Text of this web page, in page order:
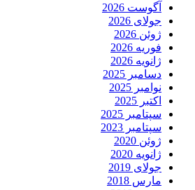
آگوست 2026
جولای 2026
ژوئن 2026
فوریه 2026
ژانویه 2026
دسامبر 2025
نوامبر 2025
اکتبر 2025
سپتامبر 2025
سپتامبر 2023
ژوئن 2020
ژانویه 2020
جولای 2019
مارس 2018